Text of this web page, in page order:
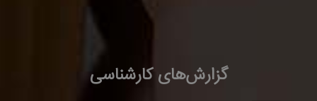
گزارش‌های کارشناسی